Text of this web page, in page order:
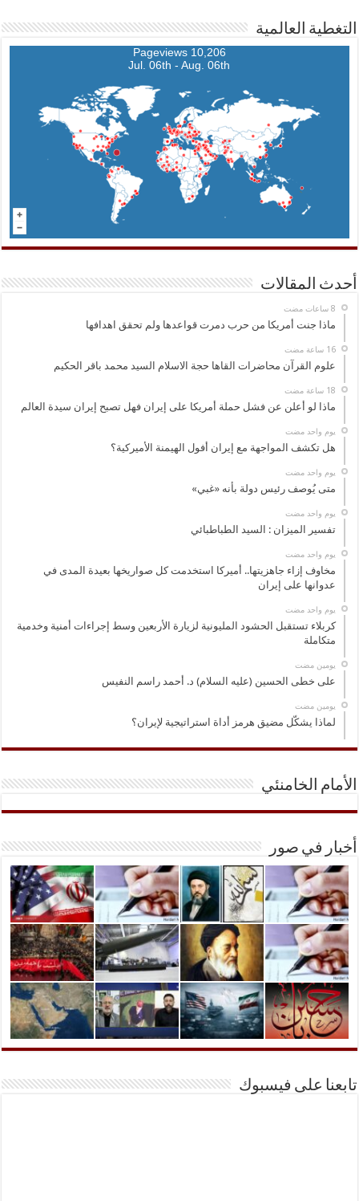
التغطية العالمية
10,206 Pageviews
Jul. 06th - Aug. 06th
أحدث المقالات
ماذا جنت أمريكا من حرب دمرت قواعدها ولم تحقق اهدافها
‏16 ساعة مضت
علوم القرآن محاضرات القاها حجة الاسلام السيد محمد باقر الحكيم
ماذا لو أعلن عن فشل حملة أمريكا على إيران فهل تصبح إيران سيدة العالم
‏يوم واحد مضت
هل تكشف المواجهة مع إيران أفول الهيمنة الأميركية؟
‏يوم واحد مضت
متى يُوصف رئيس دولة بأنه «غبي»
‏يوم واحد مضت
تفسير الميزان : السيد الطباطبائي
‏يوم واحد مضت
مخاوف إزاء جاهزيتها.. أميركا استخدمت كل صواريخها بعيدة المدى في
عدوانها على إيران
‏يوم واحد مضت
كربلاء تستقبل الحشود المليونية لزيارة الأربعين وسط إجراءات أمنية وخدمية
متكاملة
‏يومين مضت
على خطى الحسين (عليه السلام) د. أحمد راسم النفيس
‏يومين مضت
لماذا يشكّل مضيق هرمز أداة استراتيجية لإيران؟
الأمام الخامنئي
أخبار في صور
تابعنا على فيسبوك